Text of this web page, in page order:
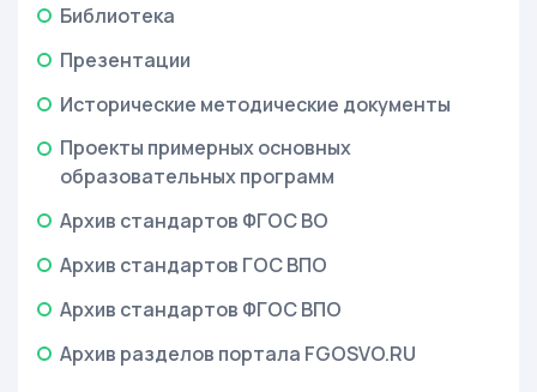
Библиотека
Презентации
Исторические методические документы
Проекты примерных основных
образовательных программ
Архив стандартов ФГОС ВО
Архив стандартов ГОС ВПО
Архив стандартов ФГОС ВПО
Архив разделов портала FGOSVO.RU